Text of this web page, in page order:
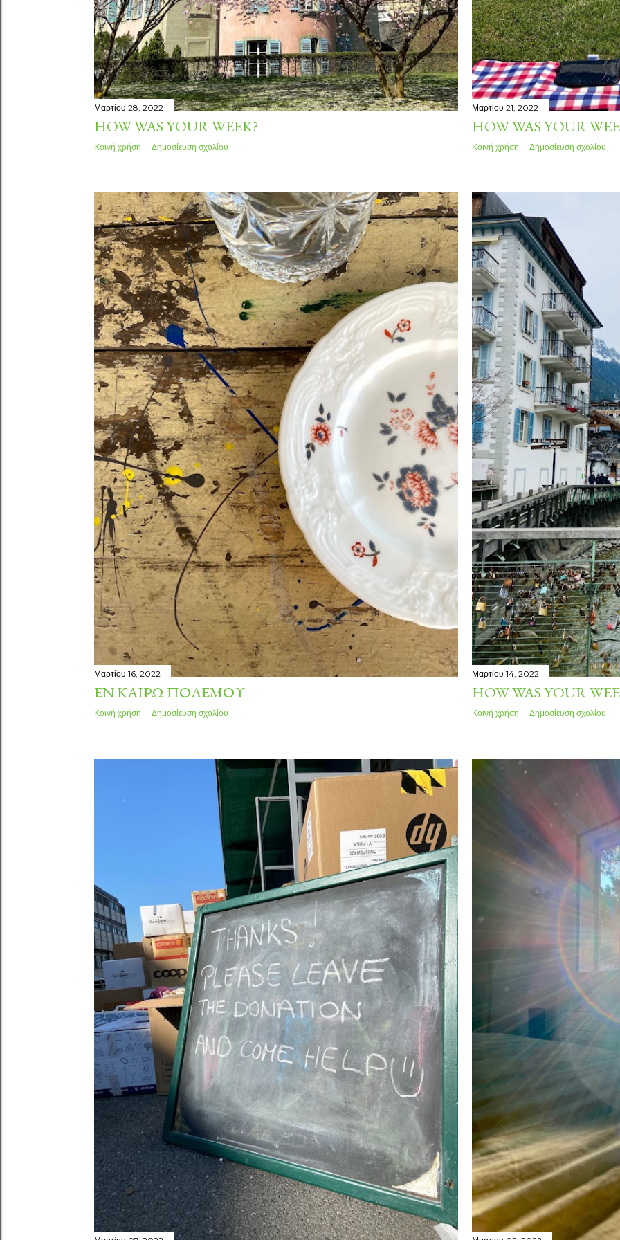
Μαρτίου 28, 2022
HOW WAS YOUR WEEK?
Κοινή χρήση Δημοσίευση σχολίου
Μαρτίου 21, 2022
HOW WAS YOUR
Κοινή χρήση Δημοσίευση σχολίου
Μαρτίου 16, 2022
ΕΝ ΚΑΙΡΩ ΠΟΛΕΜΟΥ
Κοινή χρήση Δημοσίευση σχολίου
Μαρτίου 14, 2022
HOW WAS YOUR
Κοινή χρήση Δημοσίευση σχολίου